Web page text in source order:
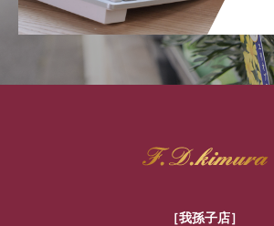
［我孫子店］